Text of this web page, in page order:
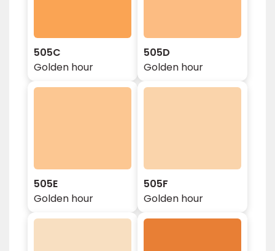
505C
Golden hour
505D
Golden hour
505E
Golden hour
505F
Golden hour